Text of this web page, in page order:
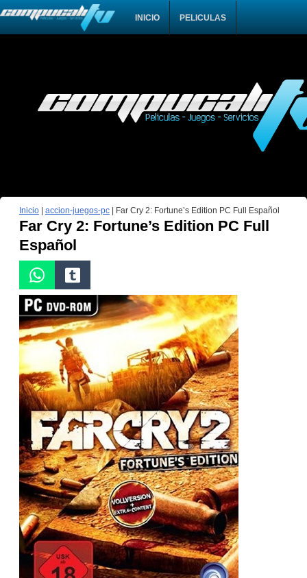
INICIO PELICULAS
Inicio| accion-juegos-pc| Far Cry 2: Fortune’s Edition PC Full Español
Far Cry 2: Fortune’s Edition PC Full
Español